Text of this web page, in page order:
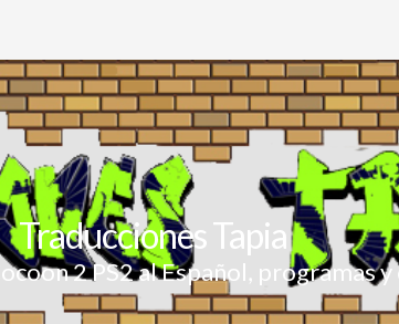
Traducciones Tapia
2 PS2 al Español, programas